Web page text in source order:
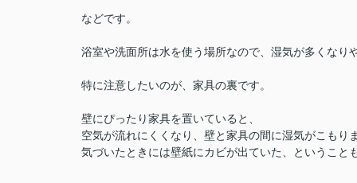
などです。
浴室や洗面所は水を使う場所なので、湿気が多くなり
特に注意したいのが、家具の裏です。
壁にぴったり家具を置いていると、
空気が流れにくくなり、壁と家具の間に湿気がこもりま
気づいたときには壁紙にカビが出ていた、ということ